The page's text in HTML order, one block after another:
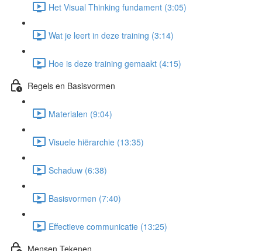
Het Visual Thinking fundament (3:05)
Wat je leert in deze training (3:14)
Hoe is deze training gemaakt (4:15)
Regels en Basisvormen
Materialen (9:04)
Visuele hiërarchie (13:35)
Schaduw (6:38)
Basisvormen (7:40)
Effectieve communicatie (13:25)
Mensen Tekenen